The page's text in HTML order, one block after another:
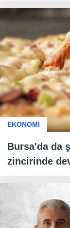
EKONOMİ
Bursa'da da
zincirinde